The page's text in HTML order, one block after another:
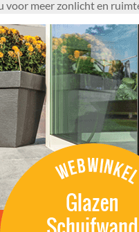
voor meer zonlicht en